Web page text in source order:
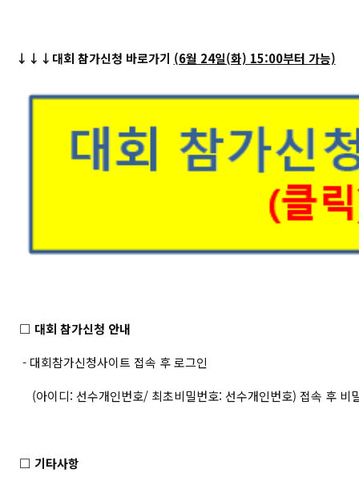
↓↓↓대회 참가신청 바로가기 (6월 24일(화) 15:00부터 가능)
□ 대회 참가신청 안내
- 대회참가신청사이트 접속 후 로그인
(아이디: 선수개인번호/ 최초비밀번호: 선수개인번호) 접속 후 비
□ 기타사항